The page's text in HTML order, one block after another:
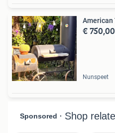
American
€ 750,00
Nunspeet